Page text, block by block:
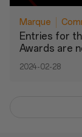
Marque
Entries for
Awards are
2024-02-28